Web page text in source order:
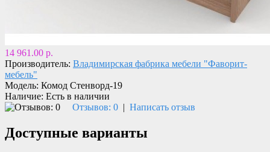
14 961.00 р.
Производитель: Владимирская фабрика мебели "Фаворит-
мебель"
Модель: Комод Стенворд-19
Наличие: Есть в наличии
Отзывов: 0 | Написать отзыв
Доступные варианты